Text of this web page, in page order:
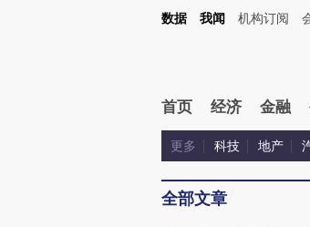
数据 我闻 机构订阅
首页 经济 金融
更多 科技 地产
全部文章